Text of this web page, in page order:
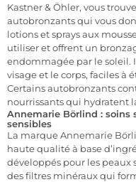
Kastner & Öhler, vous
autobronzants qui vous
lotions et sprays aux
utiliser et offrent un
endommagée par le soleil.
visage et le corps, faciles à
Certains autobronzants
nourrissants qui hydratent
Annemarie Börlind : soins
sensibles
La marque Annemarie
haute qualité à base
développés pour les peaux
des filtres minéraux qui